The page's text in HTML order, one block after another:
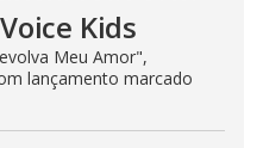
Kids
Meu Amor",
lançamento marcado